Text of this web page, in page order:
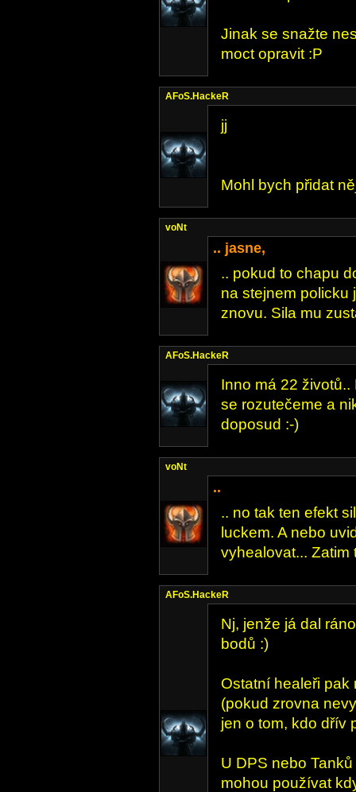
Jinak se snažte
moct opravit :P
AFoS.HackeR
jj
Mohl bych přidat
voNt
.. jasne,
.. pokud to chapu
na stejnem policku
znovu. Sila mu
AFoS.HackeR
Inno má 22
se rozutečeme a
doposud :-)
voNt
..
.. no tak ten efekt
luckem. A nebo
vyhealovat... Zatim
AFoS.HackeR
Nj, jenže já dal
bodů :)
Ostatní healeři
(pokud zrovna
jen o tom, kdo dřív
U DPS nebo
mohou používat